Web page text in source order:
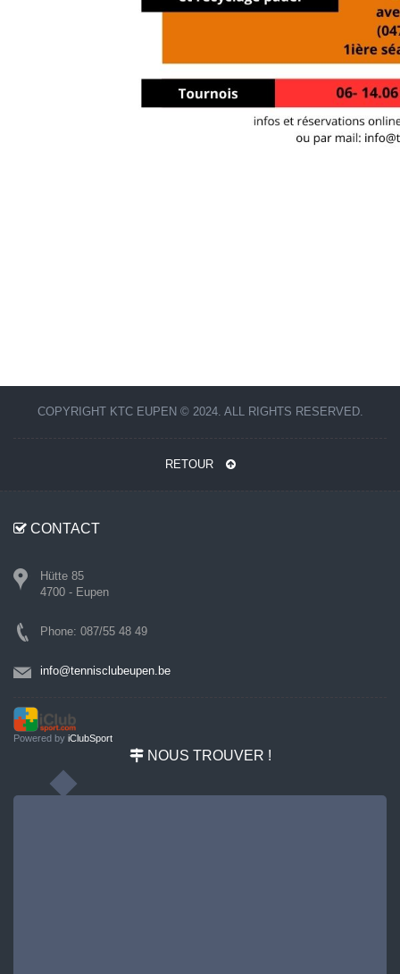
COPYRIGHT KTC EUPEN © 2024. ALL RIGHTS RESERVED.
RETOUR
CONTACT
Hütte 85
4700 - Eupen
Phone: 087/55 48 49
info@tennisclubeupen.be
Powered by iClubSport
NOUS TROUVER !